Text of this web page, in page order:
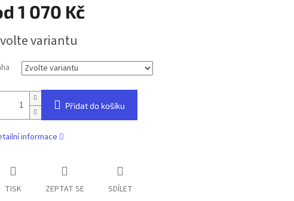
1 070 Kč
variantu
Přidat do košíku
informace
TISK ZEPTAT SE SDÍLET